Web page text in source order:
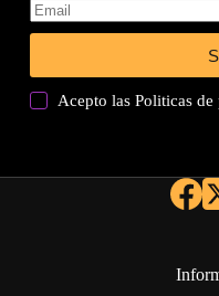
Acepto lasPoliticas